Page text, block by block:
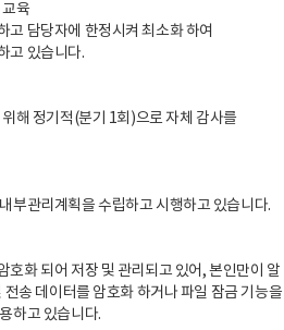
육
고 담당자에 한정시켜 최소화 하여
고 있습니다.
해 정기적(분기 1회)으로 자체 감사를
부관리계획을 수립하고 시행하고 있습니다.
호화 되어 저장 및 관리되고 있어, 본인만이 알
송 데이터를 암호화 하거나 파일 잠금 기능을
하고 있습니다.